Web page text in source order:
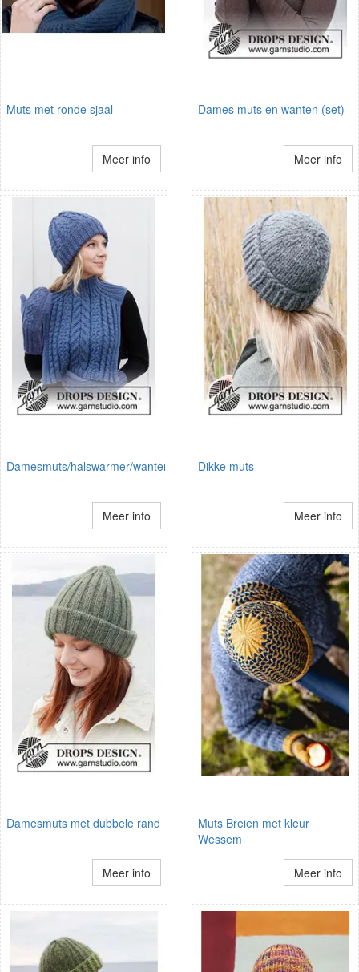
Muts met ronde sjaal
Meer info
Dames muts en wanten (set)
Meer info
Damesmuts/halswarmer/wanten
Meer info
Dikke muts
Meer info
Damesmuts met dubbele rand
Meer info
Muts Breien met kleur
Wessem
Meer info